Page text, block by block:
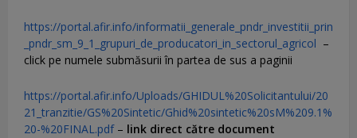
https://portal.afir.info/informatii_generale_pndr_investitii_prin
_pndr_sm_9_1_grupuri_de_producatori_in_sectorul_agricol –
click pe numele submăsurii în partea de sus a paginii
https://portal.afir.info/Uploads/GHIDUL%20Solicitantului/20
21_tranzitie/GS%20Sintetic/Ghid%20sintetic%20sM%209.1%
20-%20FINAL.pdf– link direct către document